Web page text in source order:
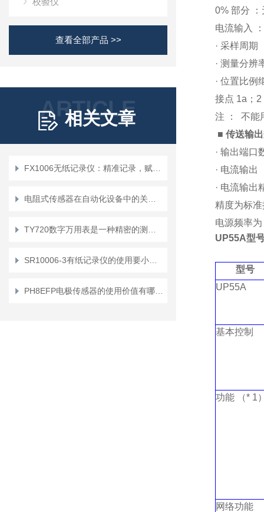
查看全部产品 >>
ARTICLE
相关文章
0% 部分
电流输入
· 采样周期
· 测量分辨
· 位置比例
接点 1a；
注 ： 不能
■ 传送输
· 输出端口
· 电流输出
· 电流输出
精度为标
电源频率
UP55A型
型号
UP55A
基本控制
功能 （* 1
网络功能